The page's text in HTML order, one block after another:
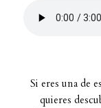
Si eres una de
quieres